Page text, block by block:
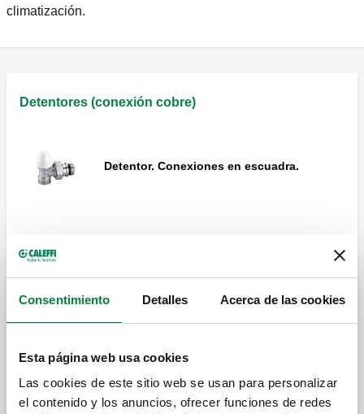
Consentimiento Detalles Acerca de las cookies
Esta página web usa cookies
Las cookies de este sitio web se usan para personalizar
el contenido y los anuncios, ofrecer funciones de redes
climatización.
Detentores (conexión cobre)
Detentor. Conexiones en escuadra.
Expandir